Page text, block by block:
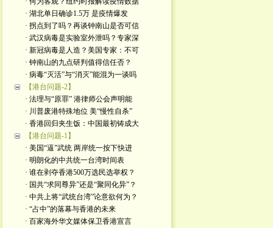
· 湖北单日确诊1.5万 是疫情爆发
· 拐点到了吗？再谈钟南山是否可信
· 武汉病毒是实验室外泄吗？专家深
· 新冠病毒是人造？美国专家：不可
· 钟南山的九点研判值得信任否？
· 病毒“灭活”与“消灭”能混为一谈吗
【港台问题-2】
· 法理与“原罪” 港律师公会声明能
· 川普废港特殊地位 美“慢性自杀”
· 香港回归夹生饭：中国最初铸成大
【港台问题-1】
· 美国“逼”武统 两岸统一按下快进
· 明朗化的中共统一台湾时间表
· 谁在剥夺香港500万选民选举权？
· 国共“求同尊异”还是“聚同化异”？
· 中共上将“武统台湾”论意欲何为？
· “占中”的落幕与香港的未来
· 百家海外华文媒体保卫香港宣言